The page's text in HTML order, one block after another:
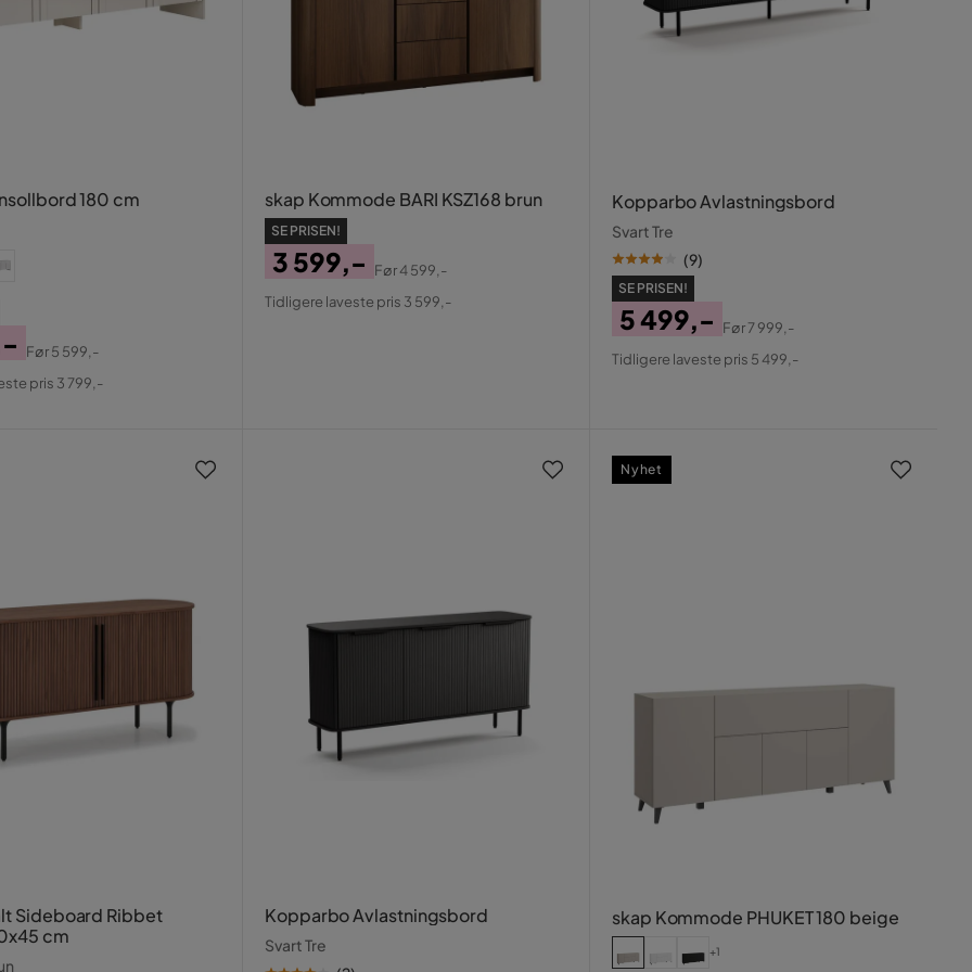
180 cm
Før5 599,-
pris 3 799,-
skap Kommode BARI KSZ168 brun
SE PRISEN!
Pris
3 599,-
Original
Før4 599,-
Tidligere laveste pris 3 599,-
Kopparbo Avlastningsbord
Svart Tre
(9)
SE PRISEN!
Pris
5 499,-
Original
Før7 999,-
Tidligere laveste pris 5 499,-
Sideboard Ribbet
cm
Kopparbo Avlastningsbord
Svart Tre
skap Kommode PHUKET 180 beige
+1
Nyhet